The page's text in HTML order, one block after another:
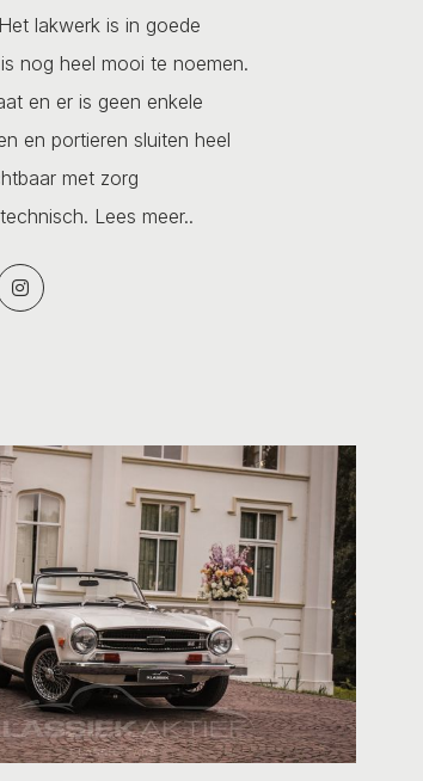
lakwerk is in goede
nog heel mooi te noemen.
en er is geen enkele
en portieren sluiten heel
met zorg
Lees meer..